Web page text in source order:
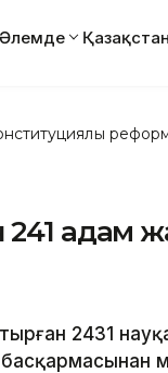
Әлемде Қазақстан
адам
2431